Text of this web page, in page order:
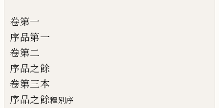
卷第一
序品第一
卷第二
序品之餘
卷第三本
序品之餘釋別序